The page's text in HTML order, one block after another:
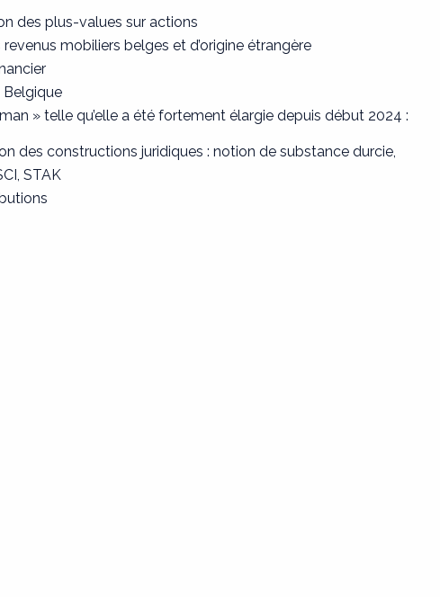
des plus-values sur actions
mobiliers belges et d’origine étrangère
Belgique
» telle qu’elle a été fortement élargie depuis début 2024 :
des constructions juridiques : notion de substance durcie,
STAK